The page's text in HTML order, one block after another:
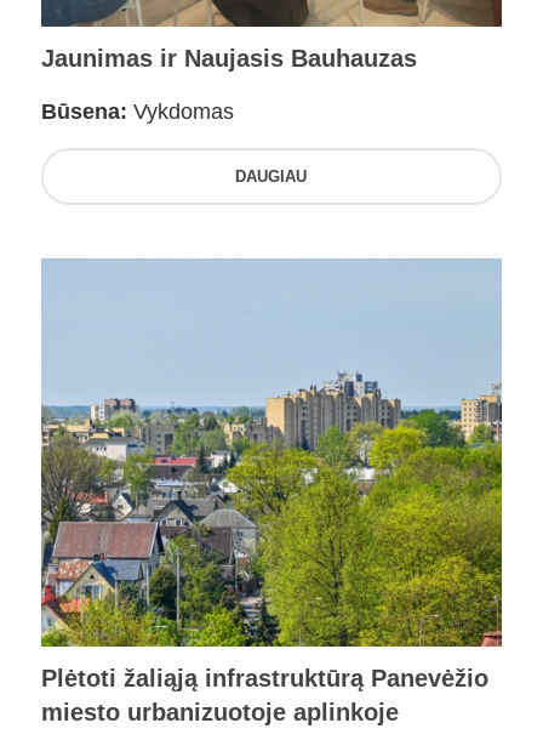
Jaunimas ir Naujasis Bauhauzas
Būsena: Vykdomas
DAUGIAU
Plėtoti žaliąją infrastruktūrą Panevėžio
miesto urbanizuotoje aplinkoje